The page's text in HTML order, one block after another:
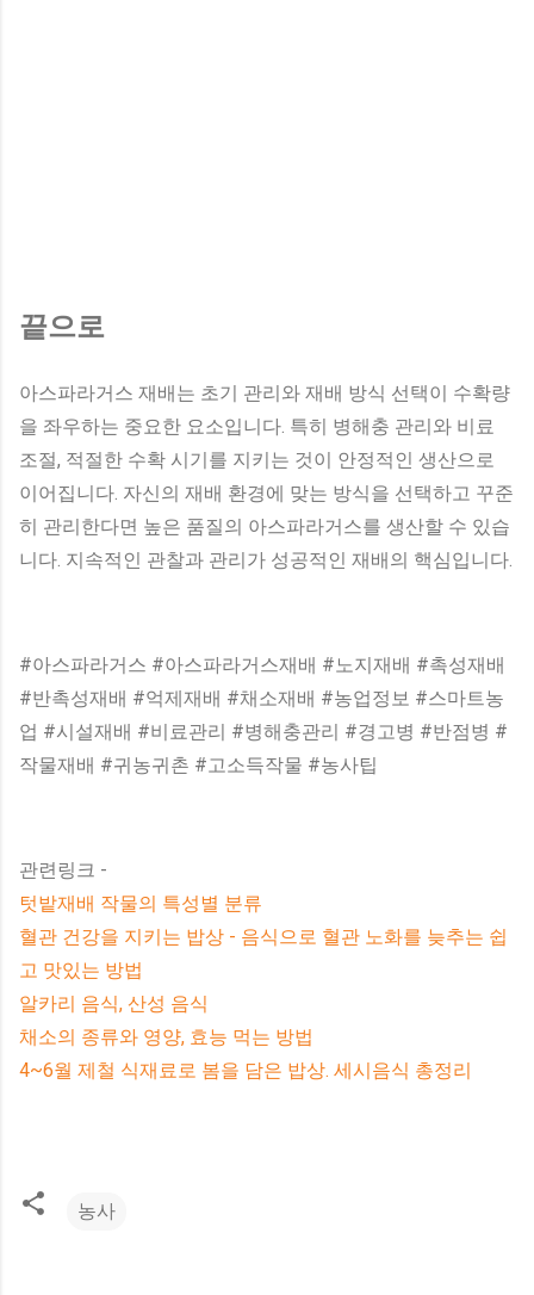
끝으로
아스파라거스 재배는 초기 관리와 재배 방식 선택이 수확량
을 좌우하는 중요한 요소입니다. 특히 병해충 관리와 비료
조절, 적절한 수확 시기를 지키는 것이 안정적인 생산으로
이어집니다. 자신의 재배 환경에 맞는 방식을 선택하고 꾸준
히 관리한다면 높은 품질의 아스파라거스를 생산할 수 있습
니다. 지속적인 관찰과 관리가 성공적인 재배의 핵심입니다.
#아스파라거스 #아스파라거스재배 #노지재배 #촉성재배
#반촉성재배 #억제재배 #채소재배 #농업정보 #스마트농
업 #시설재배 #비료관리 #병해충관리 #경고병 #반점병 #
작물재배 #귀농귀촌 #고소득작물 #농사팁
관련링크 -
텃밭재배 작물의 특성별 분류
혈관 건강을 지키는 밥상 - 음식으로 혈관 노화를 늦추는 쉽
고 맛있는 방법
알카리 음식, 산성 음식
채소의 종류와 영양, 효능 먹는 방법
4~6월 제철 식재료로 봄을 담은 밥상. 세시음식 총정리
농사